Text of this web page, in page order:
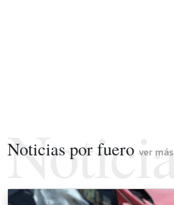
Noticias
Noticias por fuero ver más